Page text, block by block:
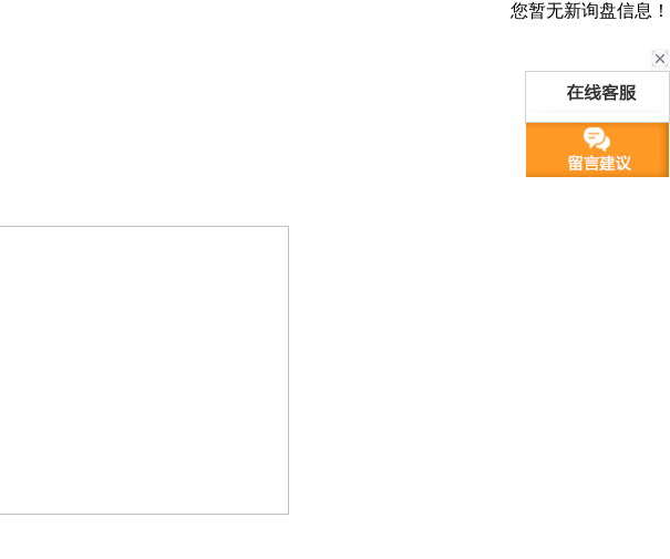
您暂无新询盘信息！